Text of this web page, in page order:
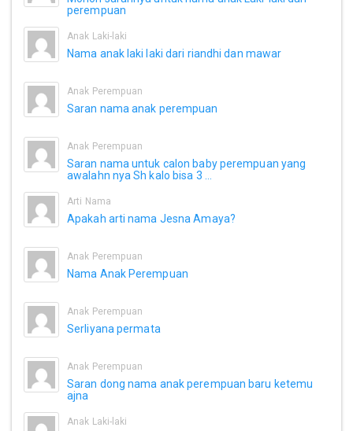
perempuan
Anak Laki-laki
Nama anak laki laki dari riandhi dan mawar
Anak Perempuan
Saran nama anak perempuan
Anak Perempuan
Saran nama untuk calon baby perempuan yang
awalahn nya Sh kalo bisa 3 ...
Arti Nama
Apakah arti nama Jesna Amaya?
Anak Perempuan
Nama Anak Perempuan
Anak Perempuan
Serliyana permata
Anak Perempuan
Saran dong nama anak perempuan baru ketemu
ajna
Anak Laki-laki